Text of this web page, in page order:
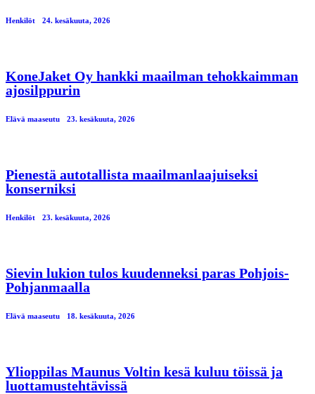
Henkilöt 24. kesäkuuta, 2026
KoneJaket Oy hankki maailman tehokkaimman
ajosilppurin
Elävä maaseutu 23. kesäkuuta, 2026
Pienestä autotallista maailmanlaajuiseksi
konserniksi
Henkilöt 23. kesäkuuta, 2026
Sievin lukion tulos kuudenneksi paras Pohjois-
Pohjanmaalla
Elävä maaseutu 18. kesäkuuta, 2026
Ylioppilas Maunus Voltin kesä kuluu töissä ja
luottamustehtävissä